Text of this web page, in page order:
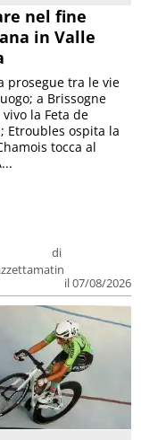
nel fine
in Valle
di
il 07/08/2026
prosegue tra le vie
a Brissogne
la Feta de
Etroubles ospita la
tocca al